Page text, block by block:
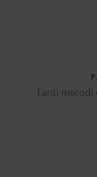
Tanti metodi